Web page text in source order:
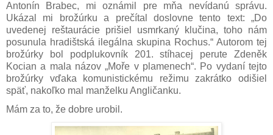
Antonín Brabec, mi oznámil pre mňa nevídanú správu.
Ukázal mi brožúrku a prečítal doslovne tento text: „Do
uvedenej reštaurácie prišiel usmrkaný klučina, toho nám
posunula hradištská ilegálna skupina Rochus.“ Autorom tej
brožúrky bol podplukovník 201. stíhacej perute Zdeněk
Kocian a mala názov „Moře v plamenech“. Po vydaní tejto
brožúrky vďaka komunistickému režimu zakrátko odišiel
späť, nakoľko mal manželku Angličanku.
Mám za to, že dobre urobil.